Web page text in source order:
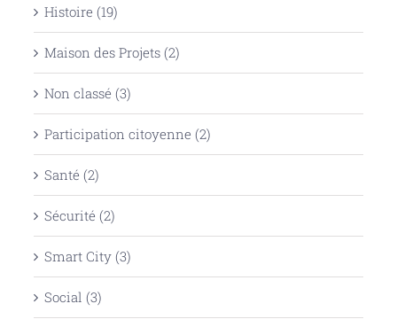
Histoire (19)
Maison des Projets (2)
Non classé (3)
Participation citoyenne (2)
Santé (2)
Sécurité (2)
Smart City (3)
Social (3)